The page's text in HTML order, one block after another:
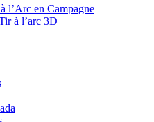
l’Arc en Campagne
à l’arc 3D